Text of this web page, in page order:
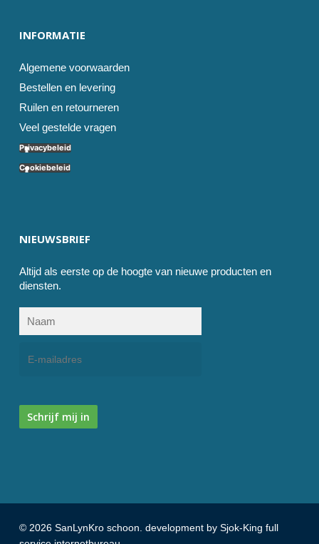
INFORMATIE
Algemene voorwaarden
Bestellen en levering
Ruilen en retourneren
Veel gestelde vragen
Privacybeleid
Cookiebeleid
NIEUWSBRIEF
Altijd als eerste op de hoogte van nieuwe producten en
diensten.
Schrijf mij in
© 2026 SanLynKro schoon. development by Sjok-King full